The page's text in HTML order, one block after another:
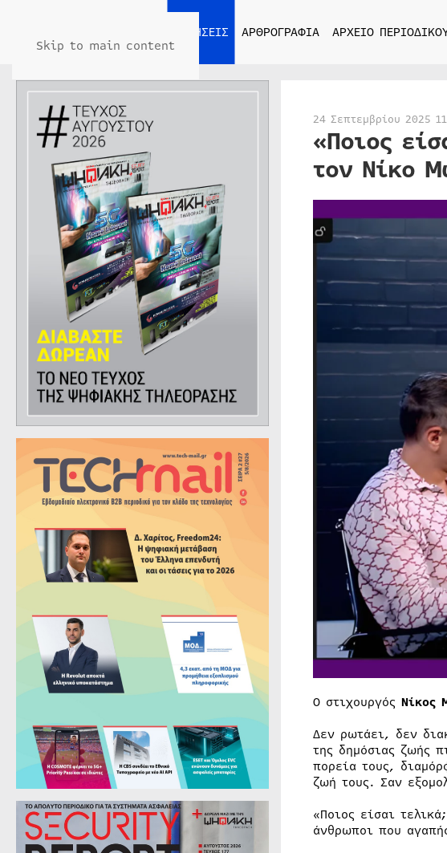
Skip to main content
ΕΙΔΗΣΕΙΣ ΑΡΘΡΟΓΡΑΦΙΑ ΑΡΧΕΙΟ
24 Σεπτεμβρίου 2025
«Ποιος
τον Νίκο
Ο στιχουργός Νίκος
Δεν ρωτάει, δεν
της δημόσιας ζωής
πορεία τους,
ζωή τους. Σαν
«Ποιος είσαι
άνθρωποι που